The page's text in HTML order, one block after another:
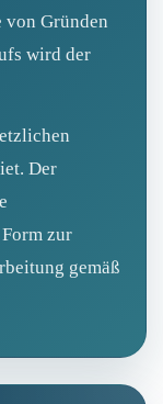
von Gründen
wird der
Der
zur
gemäß